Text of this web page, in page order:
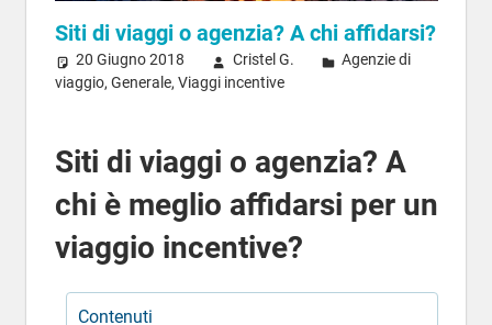
Siti di viaggi o agenzia? A chi affidarsi?
20 Giugno 2018 Cristel G.
Agenzie di
viaggio, Generale, Viaggi incentive
Siti di viaggi o agenzia? A
chi è meglio affidarsi per un
viaggio incentive?
Contenuti